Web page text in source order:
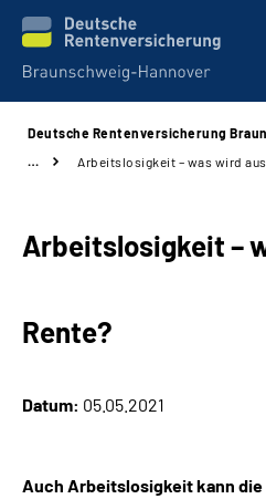
Karriere
Deutsche Rentenversicherung
…
Arbeitslosigkeit – was wird
Arbeitslosigkeit –
Rente?
Datum: 05.05.2021
Auch Arbeitslosigkeit kann die